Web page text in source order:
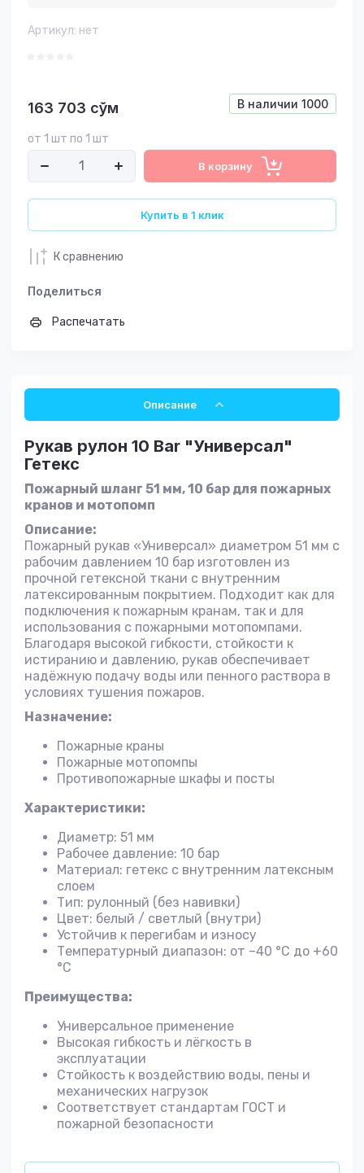
Артикул: нет
В наличии 1000
163 703 сўм
от 1 шт по 1 шт
В корзину
Купить в 1 клик
К сравнению
Поделиться
Распечатать
Описание
Рукав рулон 10 Bar "Универсал"
Гетекс
Пожарный шланг 51 мм, 10 бар для пожарных
кранов и мотопомп
Описание:
Пожарный рукав «Универсал» диаметром 51 мм с
рабочим давлением 10 бар изготовлен из
прочной гетексной ткани с внутренним
латексированным покрытием. Подходит как для
подключения к пожарным кранам, так и для
использования с пожарными мотопомпами.
Благодаря высокой гибкости, стойкости к
истиранию и давлению, рукав обеспечивает
надёжную подачу воды или пенного раствора в
условиях тушения пожаров.
Назначение:
Пожарные краны
Пожарные мотопомпы
Противопожарные шкафы и посты
Характеристики:
Диаметр: 51 мм
Рабочее давление: 10 бар
Материал: гетекс с внутренним латексным
слоем
Тип: рулонный (без навивки)
Цвет: белый / светлый (внутри)
Устойчив к перегибам и износу
Температурный диапазон: от –40 °С до +60
°С
Преимущества:
Универсальное применение
Высокая гибкость и лёгкость в
эксплуатации
Стойкость к воздействию воды, пены и
механических нагрузок
Соответствует стандартам ГОСТ и
пожарной безопасности